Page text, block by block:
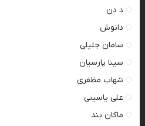
د دن
دانوش
سامان جلیلی
سینا پارسیان
شهاب مظفری
علی یاسینی
ماکان بند